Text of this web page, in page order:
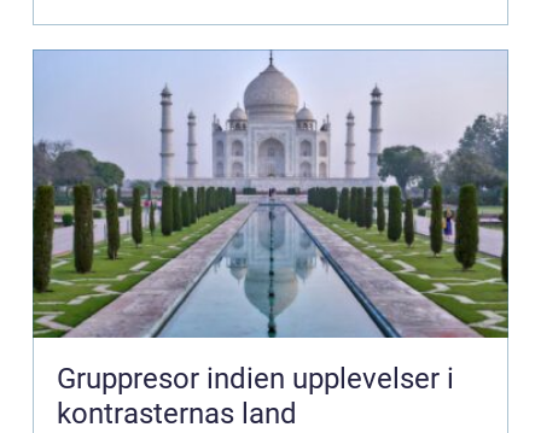
Gruppresor indien upplevelser i
kontrasternas land